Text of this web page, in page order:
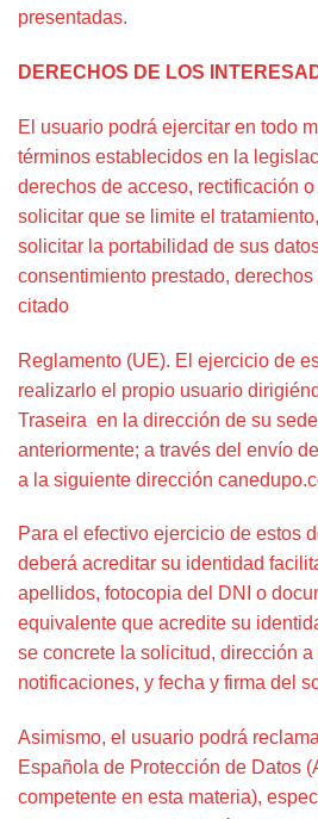
presentadas.
DERECHOS DE LOS
El usuario podrá ejercitar en todo
términos establecidos en la
derechos de acceso, rectificación
solicitar que se limite el
solicitar la portabilidad de sus
consentimiento prestado, derechos
citado
Reglamento (UE). El ejercicio de
realizarlo el propio usuario
Traseira en la dirección de su
anteriormente; a través del envío
a la siguiente dirección
Para el efectivo ejercicio de estos
deberá acreditar su identidad
apellidos, fotocopia del DNI o
equivalente que acredite su
se concrete la solicitud, dirección a
notificaciones, y fecha y firma del
Asimismo, el usuario podrá
Española de Protección de Datos
competente en esta materia),